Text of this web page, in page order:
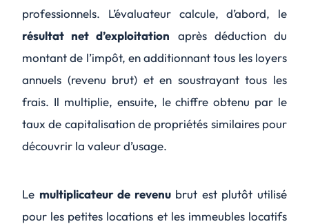
professionnels. L’évaluateur calcule, d’abord, le
résultat net d’exploitation après déduction du
montant de l’impôt, en additionnant tous les loyers
annuels (revenu brut) et en soustrayant tous les
frais. Il multiplie, ensuite, le chiffre obtenu par le
taux de capitalisation de propriétés similaires pour
découvrir la valeur d’usage.
Le multiplicateur de revenubrut est plutôt utilisé
pour les petites locations et les immeubles locatifs